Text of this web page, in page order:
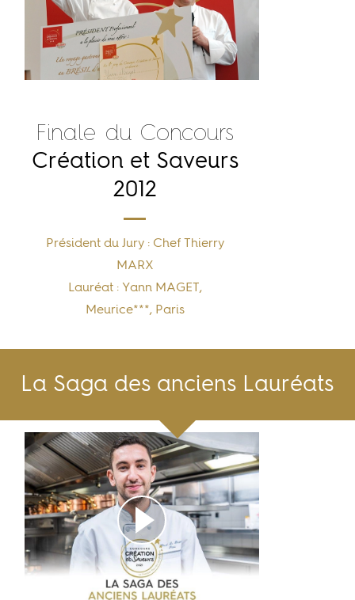
Finale du Concours
Création et Saveurs
2012
Président du Jury : Chef Thierry
MARX
Lauréat : Yann MAGET,
Meurice***, Paris
La Saga des anciens Lauréats